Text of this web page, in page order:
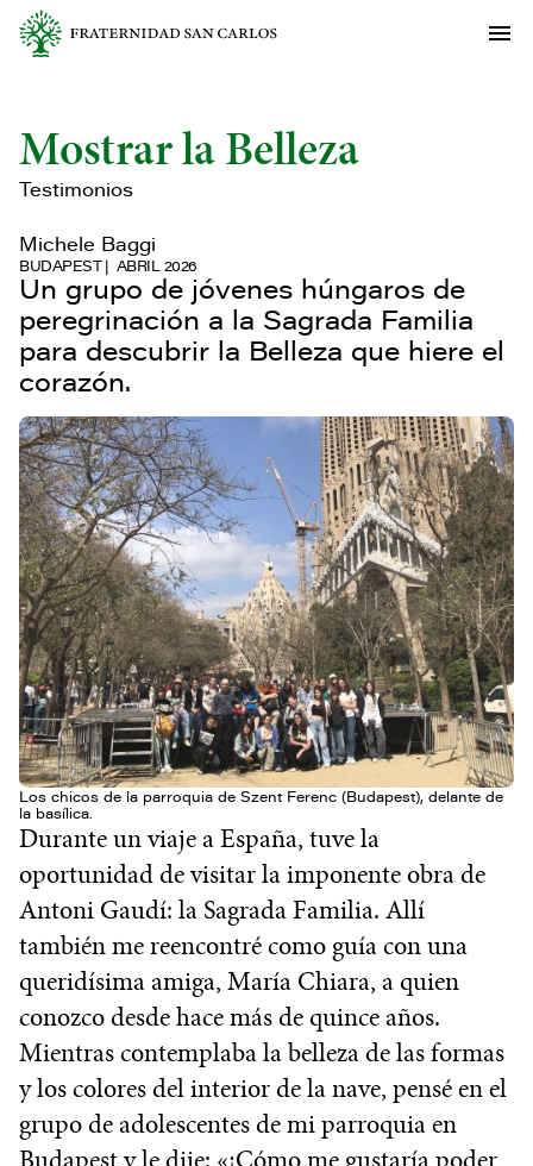
Mostrar la Belleza
Testimonios
Michele Baggi
BUDAPEST ABRIL 2026
Un grupo de jóvenes húngaros de
peregrinación a la Sagrada Familia
para descubrir la Belleza que hiere el
corazón.
Los chicos de la parroquia de Szent Ferenc (Budapest), delante de
la basílica.
Durante un viaje a España, tuve la
oportunidad de visitar la imponente obra de
Antoni Gaudí: la Sagrada Familia. Allí
también me reencontré como guía con una
queridísima amiga, María Chiara, a quien
conozco desde hace más de quince años.
Mientras contemplaba la belleza de las formas
y los colores del interior de la nave, pensé en el
grupo de adolescentes de mi parroquia en